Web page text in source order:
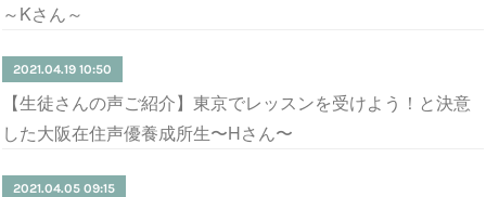
～Kさん～
2021.04.19 10:50
【生徒さんの声ご紹介】東京でレッスンを受けよう！と決意
した大阪在住声優養成所生〜Hさん〜
2021.04.05 09:15